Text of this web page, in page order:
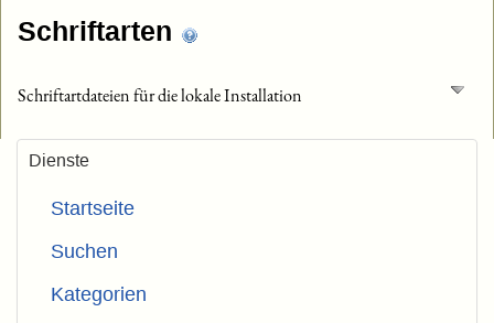
Schriftarten
Schriftartdateien für die lokale Installation
Dienste
Startseite
Suchen
Kategorien